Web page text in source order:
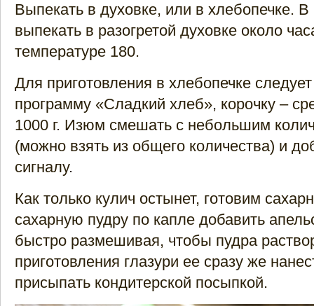
Выпекать в духовке, или в хлебопечке.
выпекать в разогретой духовке около
температуре 180.
Для приготовления в хлебопечке
программу «Сладкий хлеб», корочку –
1000 г. Изюм смешать с небольшим
(можно взять из общего количества) и
сигналу.
Как только кулич остынет, готовим
сахарную пудру по капле добавить
быстро размешивая, чтобы пудра
приготовления глазури ее сразу же
присыпать кондитерской посыпкой.